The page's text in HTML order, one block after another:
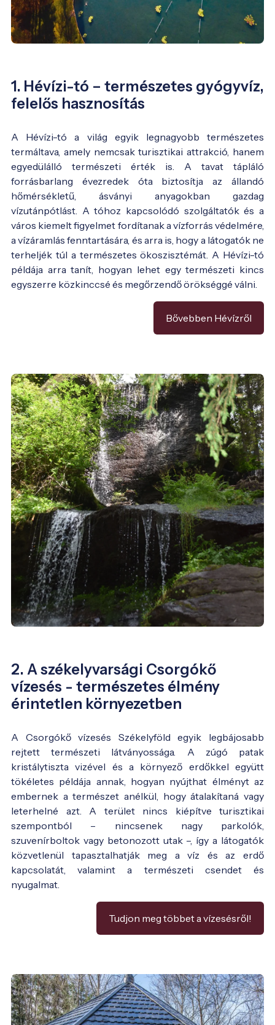
1. Hévízi-tó – természetes gyógyvíz,
felelős hasznosítás
A Hévízi-tó a világ egyik legnagyobb természetes
termáltava, amely nemcsak turisztikai attrakció, hanem
egyedülálló természeti érték is. A tavat tápláló
forrásbarlang évezredek óta biztosítja az állandó
hőmérsékletű, ásványi anyagokban gazdag
vízutánpótlást. A tóhoz kapcsolódó szolgáltatók és a
város kiemelt figyelmet fordítanak a vízforrás védelmére,
a vízáramlás fenntartására, és arra is, hogy a látogatók ne
terheljék túl a természetes ökoszisztémát. A Hévízi-tó
példája arra tanít, hogyan lehet egy természeti kincs
egyszerre közkinccsé és megőrzendő örökséggé válni.
Bővebben Hévízről
2. A székelyvarsági Csorgókő
vízesés - természetes élmény
érintetlen környezetben
A Csorgókő vízesés Székelyföld egyik legbájosabb
rejtett természeti látványossága. A zúgó patak
kristálytiszta vizével és a környező erdőkkel együtt
tökéletes példája annak, hogyan nyújthat élményt az
embernek a természet anélkül, hogy átalakítaná vagy
leterhelné azt. A terület nincs kiépítve turisztikai
szempontból – nincsenek nagy parkolók,
szuvenírboltok vagy betonozott utak –, így a látogatók
közvetlenül tapasztalhatják meg a víz és az erdő
kapcsolatát, valamint a természeti csendet és
nyugalmat.
Tudjon meg többet a vízesésről!